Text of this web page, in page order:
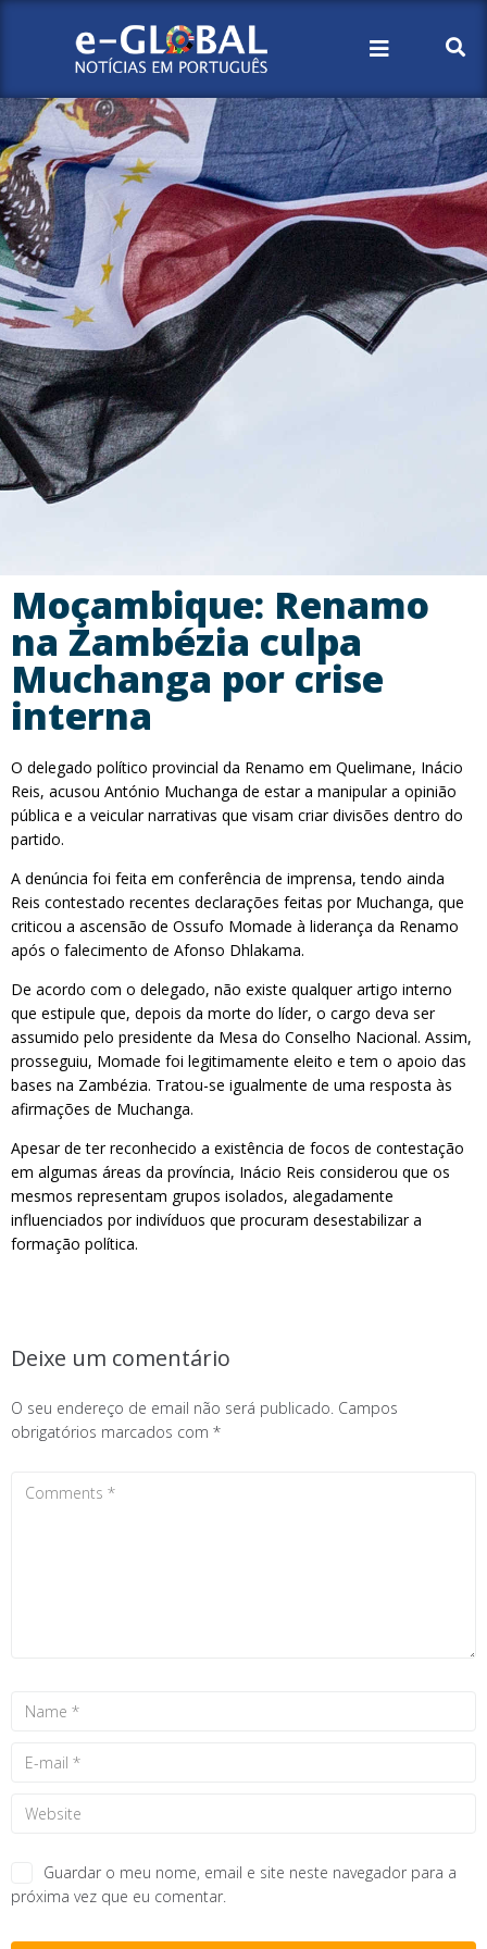
Moçambique: Renamo
na Zambézia culpa
Muchanga por crise
interna
O delegado político provincial da Renamo em Quelimane, Inácio
Reis, acusou António Muchanga de estar a manipular a opinião
pública e a veicular narrativas que visam criar divisões dentro do
partido.
A denúncia foi feita em conferência de imprensa, tendo ainda
Reis contestado recentes declarações feitas por Muchanga, que
criticou a ascensão de Ossufo Momade à liderança da Renamo
após o falecimento de Afonso Dhlakama.
De acordo com o delegado, não existe qualquer artigo interno
que estipule que, depois da morte do líder, o cargo deva ser
assumido pelo presidente da Mesa do Conselho Nacional. Assim,
prosseguiu, Momade foi legitimamente eleito e tem o apoio das
bases na Zambézia. Tratou-se igualmente de uma resposta às
afirmações de Muchanga.
Apesar de ter reconhecido a existência de focos de contestação
em algumas áreas da província, Inácio Reis considerou que os
mesmos representam grupos isolados, alegadamente
influenciados por indivíduos que procuram desestabilizar a
formação política.
Deixe um comentário
O seu endereço de email não será publicado. Campos
obrigatórios marcados com *
Guardar o meu nome, email e site neste navegador para a
próxima vez que eu comentar.